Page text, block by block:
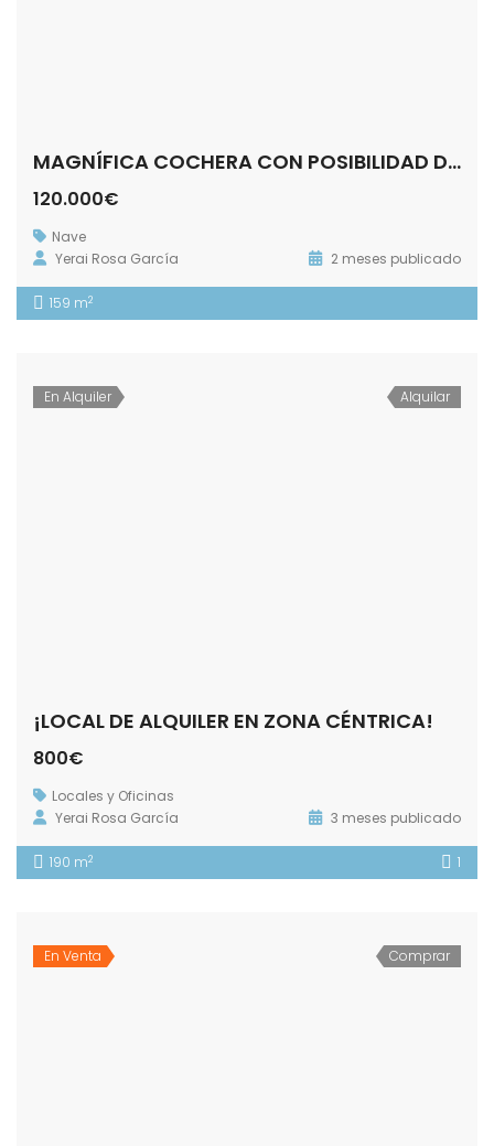
MAGNÍFICA COCHERA CON POSIBILIDAD DE HACER LA VIVIENDA DE TUS SUEÑOS
120.000€
Nave
Yerai Rosa García
2 meses publicado
159 m2
En Alquiler Alquilar
¡LOCAL DE ALQUILER EN ZONA CÉNTRICA!
800€
Locales y Oficinas
Yerai Rosa García
3 meses publicado
190 m2 1
En Venta Comprar